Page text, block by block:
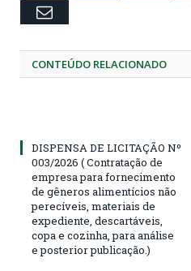
Email
CONTEÚDO RELACIONADO
DISPENSA DE LICITAÇÃO Nº
003/2026 ( Contratação de
empresa para fornecimento
de gêneros alimentícios não
perecíveis, materiais de
expediente, descartáveis,
copa e cozinha, para análise
e posterior publicação.)